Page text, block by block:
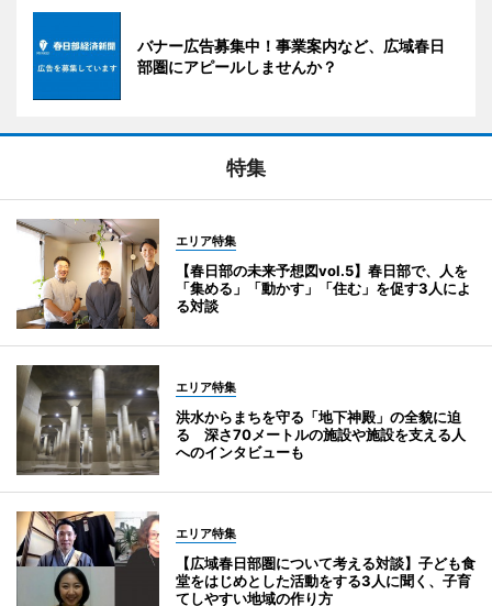
バナー広告募集中！事業案内など、広域春日
部圏にアピールしませんか？
特集
エリア特集
【春日部の未来予想図vol.5】春日部で、人を
「集める」「動かす」「住む」を促す3人によ
る対談
エリア特集
洪水からまちを守る「地下神殿」の全貌に迫
る 深さ70メートルの施設や施設を支える人
へのインタビューも
エリア特集
【広域春日部圏について考える対談】子ども食
堂をはじめとした活動をする3人に聞く、子育
てしやすい地域の作り方